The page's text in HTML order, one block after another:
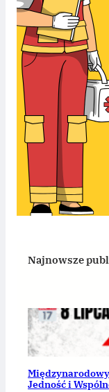
Najnowsze
Jedność i